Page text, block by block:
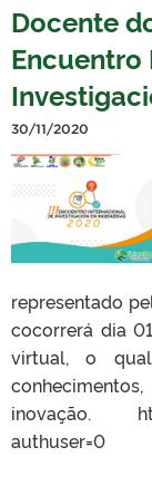
Docente
30/11/2020
representado
cocorrerá dia
virtual, o
inovação.
authuser=0